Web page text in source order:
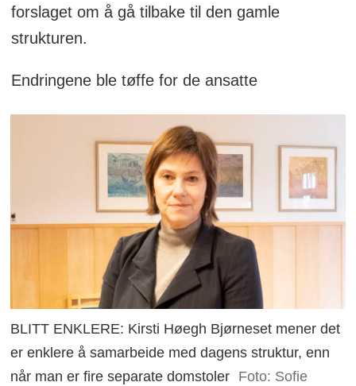
forslaget om å gå tilbake til den gamle
strukturen.
Endringene ble tøffe for de ansatte
BLITT ENKLERE: Kirsti Høegh Bjørneset mener det
er enklere å samarbeide med dagens struktur, enn
når man er fire separate domstoler Foto: Sofie